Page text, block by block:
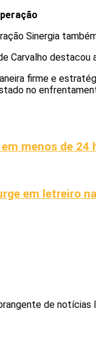
Sinergia
Carvalho
firme e
no
menos de
em letreiro
de